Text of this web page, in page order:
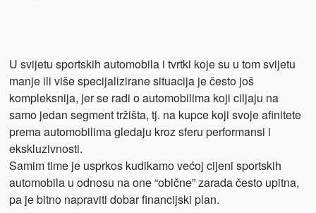
U svijetu sportskih automobila i tvrtki koje su u tom svijetu
manje ili više specijalizirane situacija je često još
kompleksnija, jer se radi o automobilima koji ciljaju na
samo jedan segment tržišta, tj. na kupce koji svoje afinitete
prema automobilima gledaju kroz sferu performansi i
ekskluzivnosti.
Samim time je usprkos kudikamo većoj cijeni sportskih
automobila u odnosu na one “obične” zarada često upitna,
pa je bitno napraviti dobar financijski plan.